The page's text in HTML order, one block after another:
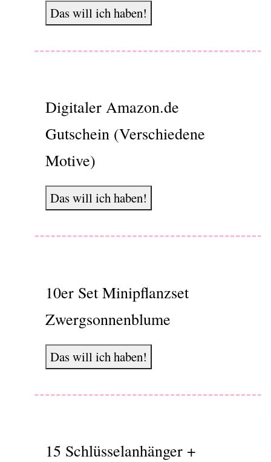
Das will ich haben!
Digitaler Amazon.de
Gutschein (Verschiedene
Motive)
Das will ich haben!
10er Set Minipflanzset
Zwergsonnenblume
Das will ich haben!
15 Schlüsselanhänger +